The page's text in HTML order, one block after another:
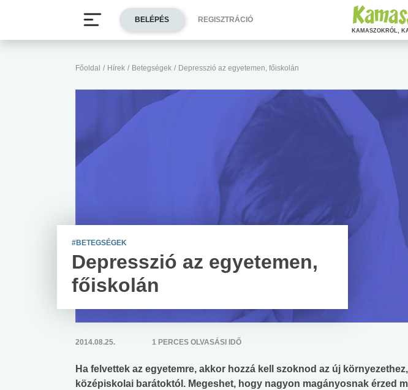
Főoldal / Hírek / Betegségek / Depresszió az egyetemen, főiskolán
#BETEGSÉGEK
Depresszió az egyetemen,
főiskolán
2014.08.25. 1 PERCES OLVASÁSI IDŐ
Ha felvettek az egyetemre, akkor hozzá kell szoknod az új
középiskolai barátoktól. Megeshet, hogy nagyon magányosnak érzed
BELÉPÉS REGISZTRÁCIÓ
KAMASZOKRÓL,